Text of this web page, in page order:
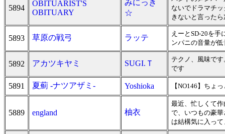
5894
OBITUARIST'S
OBITUARY
みにっき
☆
ないでドラマチ
きないと言った
5893 草原の戦弓 ラッテ
えーとSD-20を
ンパニの音量が
5892 アカツキヤミ SUGI.Ｔ
テクノ、風味で
です
5891 夏薊 -ナツアザミ- Yoshioka 【NO146】ちょ
5889 england 柚衣
最近、忙しくて
で、いつもの豪
は結構気に入っ